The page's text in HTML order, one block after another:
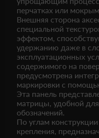
перчатках или
Внешняя сторона
специальной
эффектом,
удержанию даже в
эксплуатационных
содержимого на
предусмотрена
маркировки с
Эта панель
матрицы, удобной
обозначений.
По углам
крепления,